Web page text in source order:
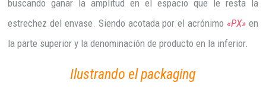
buscando ganar la amplitud en el espacio que le resta la
estrechez del envase. Siendo acotada por el acrónimo «PX» en
la parte superior y la denominación de producto en la inferior.
Ilustrando el packaging